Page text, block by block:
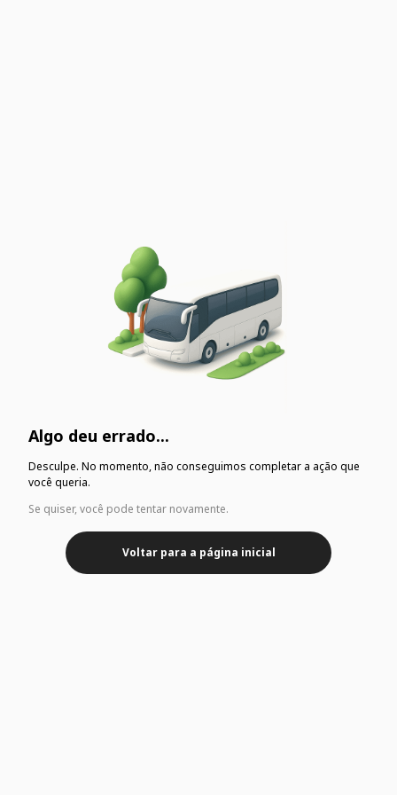
Algo deu errado...
Desculpe. No momento, não conseguimos completar a ação que
você queria.
Se quiser, você pode tentar novamente.
Voltar para a página inicial